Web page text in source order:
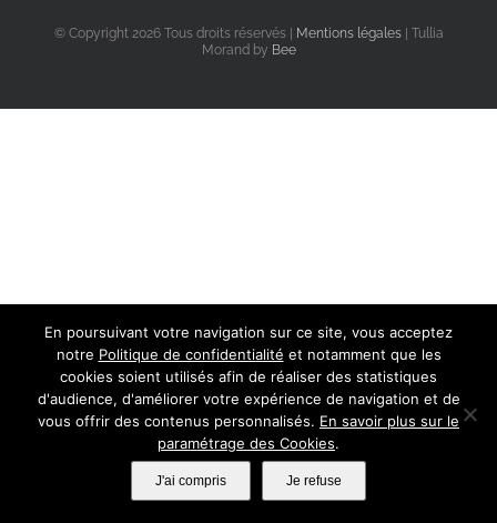
© Copyright 2026 Tous droits réservés | Mentions légales| Tullia
Morand by Bee
En poursuivant votre navigation sur ce site, vous acceptez
notre Politique de confidentialité et notamment que les
cookies soient utilisés afin de réaliser des statistiques
d'audience, d'améliorer votre expérience de navigation et de
vous offrir des contenus personnalisés. En savoir plus sur le
paramétrage des Cookies.
J'ai compris Je refuse